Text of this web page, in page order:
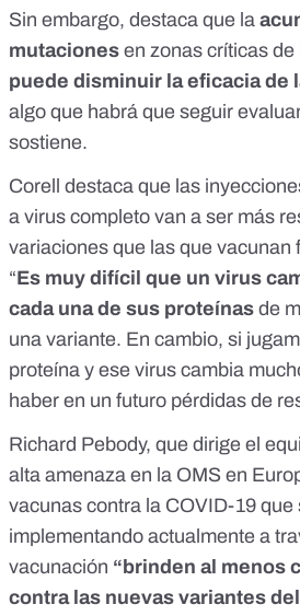
Sin embargo, destaca que la
mutaciones en zonas críticas de
puede disminuir la eficacia de
algo que habrá que seguir
sostiene.
Corell destaca que las
a virus completo van a ser más
variaciones que las que vacunan
“Es muy difícil que un virus
cada una de sus proteínas de
una variante. En cambio, si
proteína y ese virus cambia
haber en un futuro pérdidas de
Richard Pebody, que dirige el
alta amenaza en la OMS en
vacunas contra la COVID-19 que
implementando actualmente a
vacunación “brinden al menos
contra las nuevas variantes